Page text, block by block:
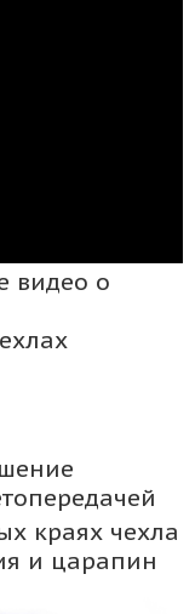
видео о
краях чехла
и царапин